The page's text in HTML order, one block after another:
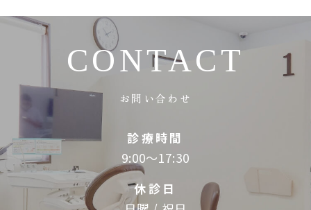
CONTACT
お問い合わせ
診療時間
9:00～17:30
休診日